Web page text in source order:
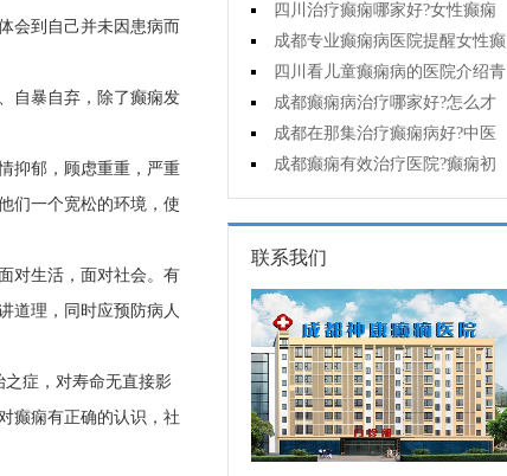
会到自己并未因患病而
自暴自弃，除了癫痫发
抑郁，顾虑重重，严重
们一个宽松的环境，使
对生活，面对社会。有
道理，同时应预防病人
症，对寿命无直接影
癫痫有正确的认识，社
四川治疗癫痫哪家好?女性癫痫
怎么预防?
成都专业癫痫病医院提醒女性癫
痫患者在经期要注意什么?
四川看儿童癫痫病的医院介绍青
少年癫痫病的病因
成都癫痫病治疗哪家好?怎么才
能诊断孩子是不是得了癫痫?
成都在那集治疗癫痫病好?中医
治疗癫痫病好吗?
成都癫痫有效治疗医院?癫痫初
期怎么治疗?
联系我们